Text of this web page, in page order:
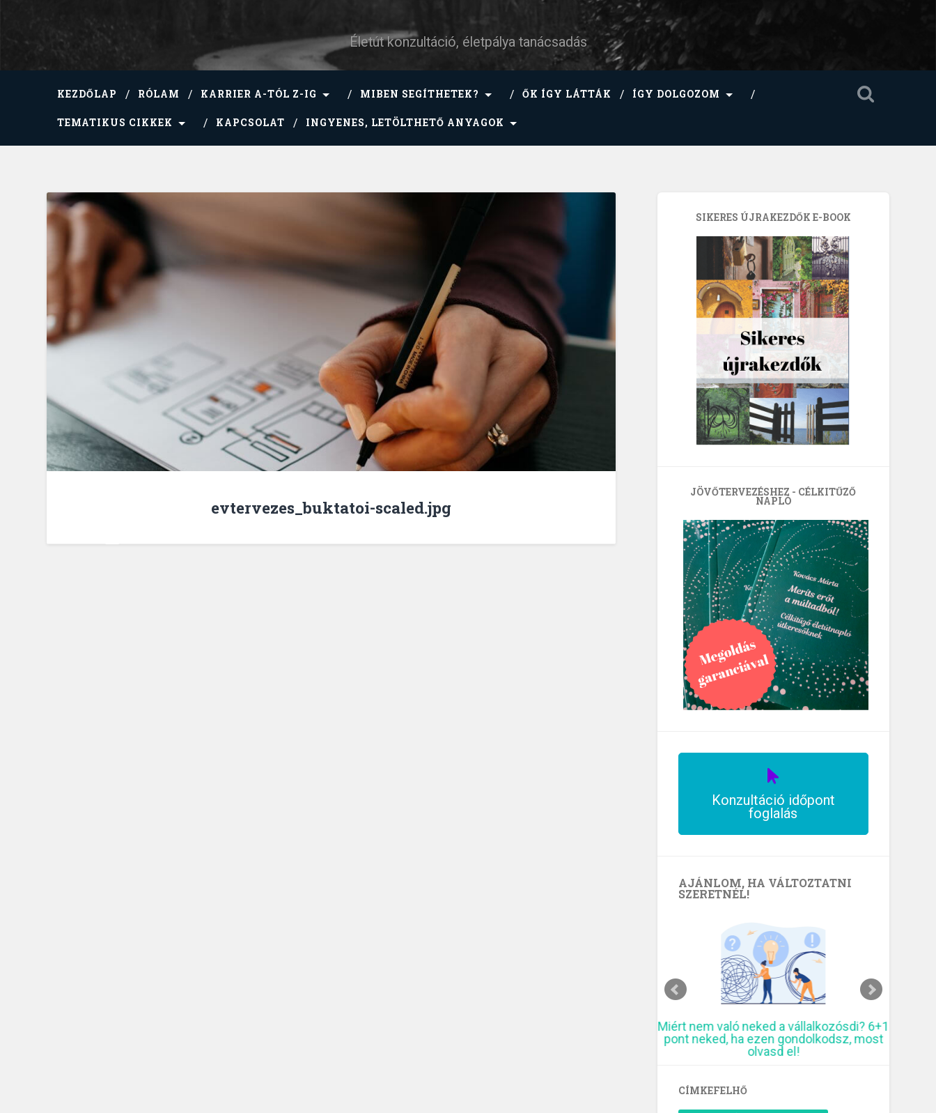
Életút konzultáció, életpálya tanácsadás
KEZDŐLAP RÓLAM KARRIER A-TÓL Z-IG MIBEN SEGÍTHETEK? ŐK ÍGY LÁTTÁK ÍGY DOLGOZOM
TEMATIKUS CIKKEK KAPCSOLAT INGYENES, LETÖLTHETŐ ANYAGOK
evtervezes_buktatoi-scaled.jpg
SIKERES ÚJRAKEZDŐK E-BOOK
JÖVŐTERVEZÉSHEZ - CÉLKITŰZŐ
NAPLÓ
Konzultáció időpont
foglalás
AJÁNLOM, HA VÁLTOZTATNI
SZERETNÉL!
Miért nem való neked a vállalkozósdi? 6+1
pont neked, ha ezen gondolkodsz, most
olvasd el!
CÍMKEFELHŐ